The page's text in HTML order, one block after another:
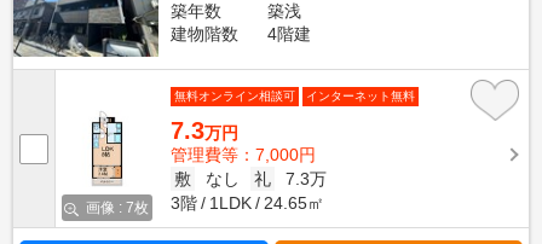
築年数
築浅
建物階数
4階建
画像 : 7枚
無料オンライン相談可 インターネット無料
7.3万円
管理費等：7,000円
敷
なし 礼
7.3万
3階
1LDK 24.65㎡